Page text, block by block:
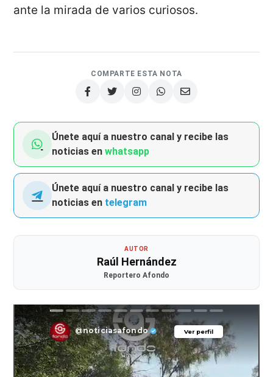
ante la mirada de varios curiosos.
COMPARTE ESTA NOTA
Únete aquí a nuestro canal y recibe las
noticias enwhatsapp
Únete aquí a nuestro canal y recibe las
noticias en telegram
AUTOR
Raúl Hernández
Reportero Afondo
Ver perfil
@noticiasafondo Ver perfil